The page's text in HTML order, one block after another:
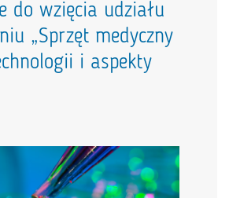
do wzięcia udziału
„Sprzęt medyczny
i aspekty